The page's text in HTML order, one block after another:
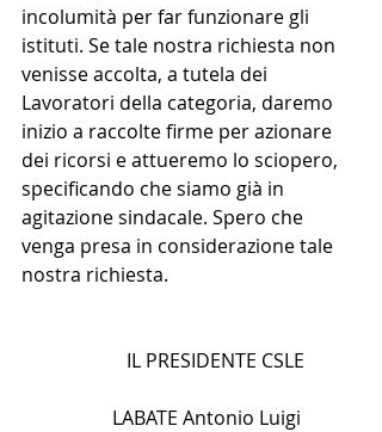
incolumità per far funzionare gli
istituti. Se tale nostra richiesta non
venisse accolta, a tutela dei
Lavoratori della categoria, daremo
inizio a raccolte firme per azionare
dei ricorsi e attueremo lo sciopero,
specificando che siamo già in
agitazione sindacale. Spero che
venga presa in considerazione tale
nostra richiesta.
                      IL PRESIDENTE CSLE